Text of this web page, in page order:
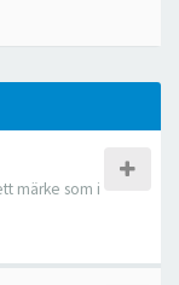
märke som i